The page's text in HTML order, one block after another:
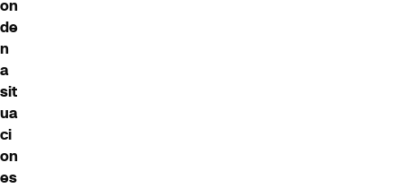
on
de
n
a
sit
ua
ci
on
es